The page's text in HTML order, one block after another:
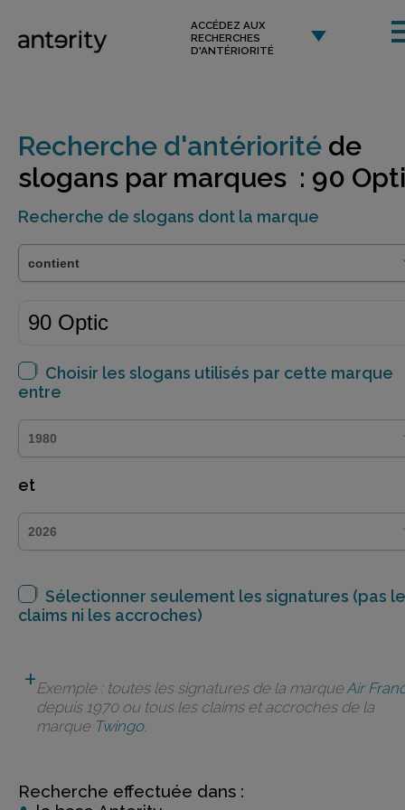
ACCÉDEZ AUX
RECHERCHES
D'ANTÉRIORITÉ
Recherche d'antériorité de
slogans par marques : 90
Recherche de slogans dont la marque
Choisir les slogans utilisés par cette marque
entre
et
Sélectionner seulement les signatures (pas
claims ni les accroches)
Exemple : toutes les signatures de la marqueAir
depuis 1970 ou tous les claims et accroches de la
marque Twingo.
Recherche effectuée dans :